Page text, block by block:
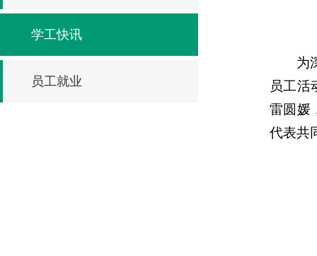
学工快讯
员工就业
为
员工活
雷圆媛
代表共